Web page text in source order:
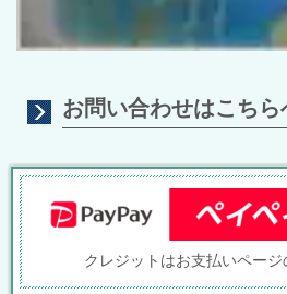
お問い合わせはこちら
クレジットはお支払いページ